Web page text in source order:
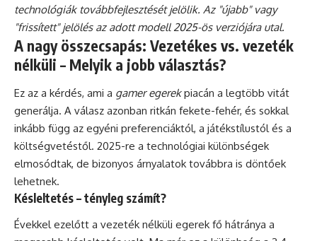
technológiák továbbfejlesztését jelölik. Az "újabb" vagy
"frissített" jelölés az adott modell 2025-ös verziójára utal.
A nagy összecsapás: Vezetékes vs. vezeték
nélküli – Melyik a jobb választás?
Ez az a kérdés, ami a gamer egerekpiacán a legtöbb vitát
generálja. A válasz azonban ritkán fekete-fehér, és sokkal
inkább függ az egyéni preferenciáktól, a játékstílustól és a
költségvetéstől. 2025-re a technológiai különbségek
elmosódtak, de bizonyos árnyalatok továbbra is döntőek
lehetnek.
Késleltetés – tényleg számít?
Évekkel ezelőtt a vezeték nélküli egerek fő hátránya a